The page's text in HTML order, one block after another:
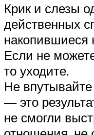
Крик и слезы
действенных
накопившиеся
Если не
то уходите.
Не
— это
не смогли